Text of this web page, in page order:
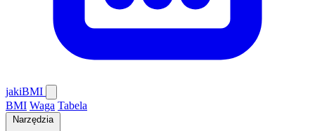
jakiBMI
BMI Waga Tabela
Narzędzia